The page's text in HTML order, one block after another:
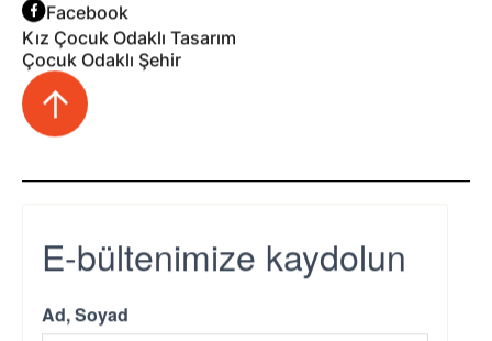
Facebook
Kız Çocuk Odaklı Tasarım
Çocuk Odaklı Şehir